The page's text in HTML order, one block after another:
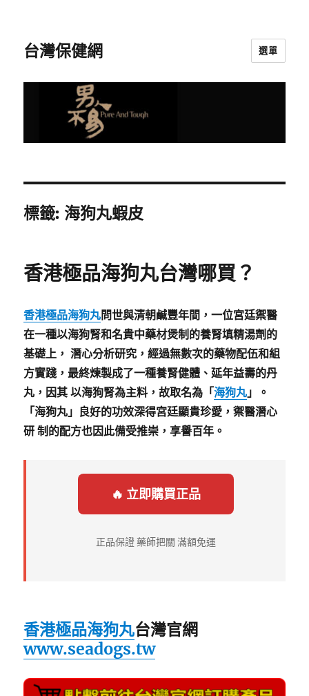
台灣保健網 選單
標籤: 海狗丸蝦皮
香港極品海狗丸台灣哪買？
香港極品海狗丸問世與清朝鹹豐年間，一位宮廷禦醫
在一種以海狗腎和名貴中藥材煲制的養腎填精湯劑的
基礎上， 潛心分析研究，經過無數次的藥物配伍和組
方實踐，最終煉製成了一種養腎健體、延年益壽的丹
丸，因其 以海狗腎為主料，故取名為「海狗丸 」。
「海狗丸」良好的功效深得宮廷顯貴珍愛，禦醫潛心
研 制的配方也因此備受推崇，享譽百年。
🔥 立即購買正品
正品保證 藥師把關 滿額免運
香港極品海狗丸台灣官網
www.seadogs.tw